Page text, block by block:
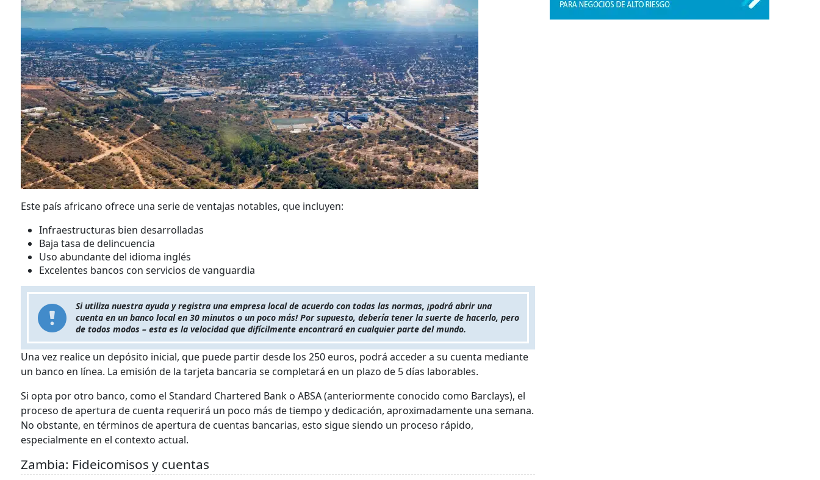
Este país africano ofrece una serie de ventajas notables, que incluyen:
Infraestructuras bien desarrolladas
Baja tasa de delincuencia
Uso abundante del idioma inglés
Excelentes bancos con servicios de vanguardia
Si utiliza nuestra ayuda y registra una empresa local de acuerdo con todas las normas, ¡podrá abrir una
cuenta en un banco local en 30 minutos o un poco más! Por supuesto, debería tener la suerte de hacerlo, pero
de todos modos – esta es la velocidad que difícilmente encontrará en cualquier parte del mundo.
Una vez realice un depósito inicial, que puede partir desde los 250 euros, podrá acceder a su cuenta mediante
un banco en línea. La emisión de la tarjeta bancaria se completará en un plazo de 5 días laborables.
Si opta por otro banco, como el Standard Chartered Bank o ABSA (anteriormente conocido como Barclays), el
proceso de apertura de cuenta requerirá un poco más de tiempo y dedicación, aproximadamente una semana.
No obstante, en términos de apertura de cuentas bancarias, esto sigue siendo un proceso rápido,
especialmente en el contexto actual.
Zambia: Fideicomisos y cuentas